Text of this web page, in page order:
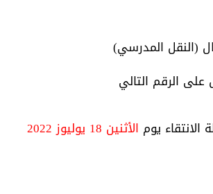
(النقل المدرسي)
الرقم التالي
الانتقاء يوم الأثنين 18 يوليوز 2022